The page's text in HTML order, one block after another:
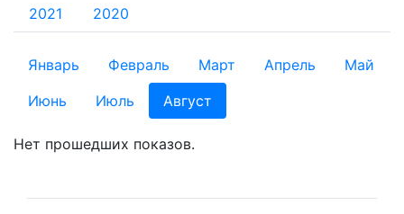
2021 2020
Январь Февраль Март Апрель
Май
Июнь
Июль Август
Нет прошедших показов.